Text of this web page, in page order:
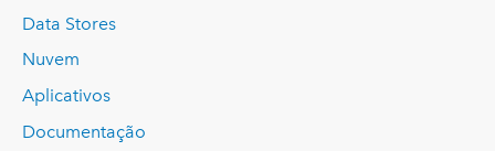
Data Stores
Nuvem
Aplicativos
Documentação